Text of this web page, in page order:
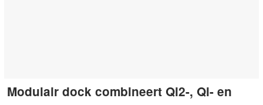
Modulair dock combineert Qi2-, Qi- en